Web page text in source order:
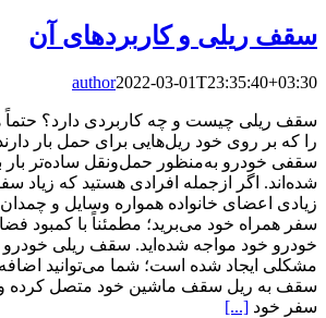
سقف ریلی و کاربردهای آن
author2022-03-01T23:35:40+03:30
سقف ریلی چیست و چه کاربردی دارد؟ حتماً
را که بر روی خود ریل‌هایی برای حمل بار
سقفی خودرو به‌منظور حمل‌و‌نقل ساده‌تر بار
شده‌اند. اگر ازجمله افرادی هستید که زیاد
زیادی اعضای خانواده همواره وسایل و
سفر همراه خود می‌برید؛ مطمئناً با کمبود
خودرو خود مواجه شده‌اید. سقف ریلی خودرو
مشکلی ایجاد شده است؛ شما می‌توانید
سقف به ریل سقف ماشین خود متصل کرده و
سفر خود [...]